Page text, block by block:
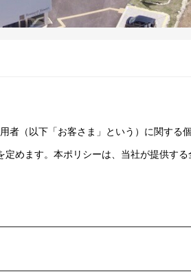
（以下「お客さま」という）に関する
めます。本ポリシーは、当社が提供す